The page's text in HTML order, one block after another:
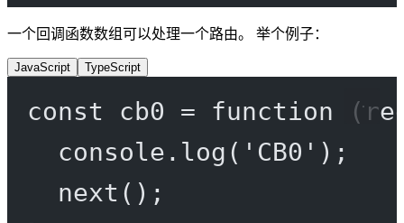
一个回调函数数组可以处理一个路由。 举个例子：
JavaScript TypeScript
const cb0 = function (
console. log ( 'CB0' );
next ();